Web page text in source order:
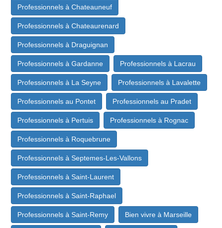
Professionnels à Chateauneuf
Professionnels à Chateaurenard
Professionnels à Draguignan
Professionnels à Gardanne Professionnels à Lacrau
Professionnels à La Seyne Professionnels à Lavalette
Professionnels au Pontet Professionnels au Pradet
Professionnels à Pertuis Professionnels à Rognac
Professionnels à Roquebrune
Professionnels à Septemes-Les-Vallons
Professionnels à Saint-Laurent
Professionnels à Saint-Raphael
Professionnels à Saint-Remy Bien vivre à Marseille